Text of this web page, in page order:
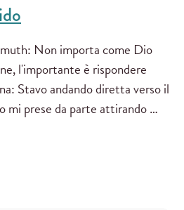
Non importa come Dio
l'importante è rispondere
Stavo andando diretta verso il
mi prese da parte attirando …